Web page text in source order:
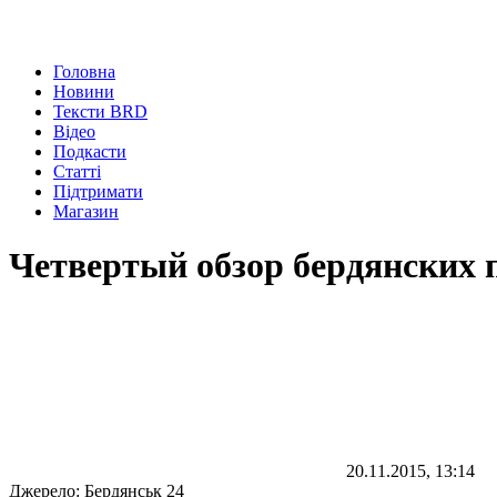
Головна
Новини
Тексти BRD
Відео
Подкасти
Статті
Підтримати
Магазин
Четвертый обзор бердянских
20.11.2015, 13:14
Джерело: Бердянськ 24